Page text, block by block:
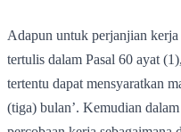
Adapun untuk perjanjian
tertulis dalam Pasal 60 ayat
tertentu dapat mensyaratkan
(tiga) bulan’. Kemudian